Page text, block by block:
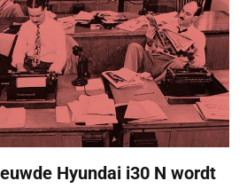
Hyundai i30 N wordt